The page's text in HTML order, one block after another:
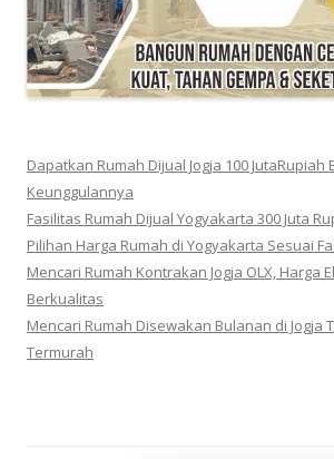
Dapatkan Rumah Dijual Jogja 100 JutaRupiah
Keunggulannya
Fasilitas Rumah Dijual Yogyakarta 300 Juta
Pilihan Harga Rumah di Yogyakarta Sesuai
Mencari Rumah Kontrakan Jogja OLX, Harga
Berkualitas
Mencari Rumah Disewakan Bulanan di Jogja
Termurah